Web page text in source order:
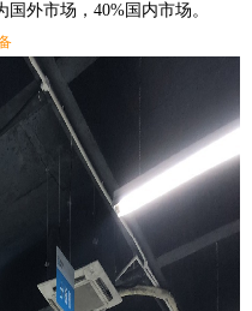
外市场，40%国内市场。